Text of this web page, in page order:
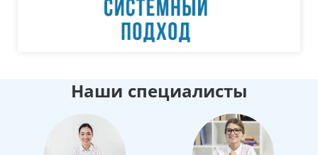
Наши специалисты